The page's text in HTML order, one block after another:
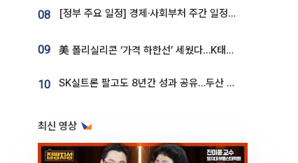
08 [정부 주요 일정] 경제·사회부처 주간 일정 (8월 10일 ~ 8월 14일)
09 美 폴리실리콘 ‘가격 하한선’ 세웠다…K태양광 수혜 기대
10 SK실트론 팔고도 8년간 성과 공유…두산 인수대금 2.3조가 끝 아냐
최신 영상